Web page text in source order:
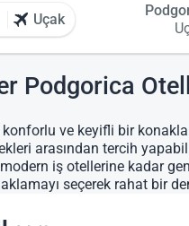
Uçak
Podgorica
ve keyifli bir
arasından tercih
iş otellerine kadar
seçerek rahat bir